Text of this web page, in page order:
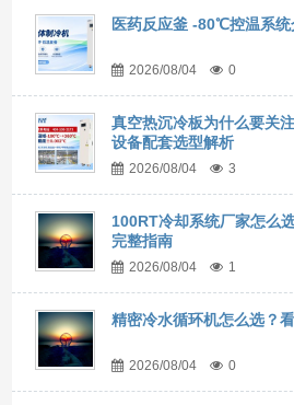
医药反应釜 -80℃控温系
2026/08/04 0
真空热沉冷板为什么要关
设备配套选型解析
2026/08/04 3
100RT冷却系统厂家怎么
完整指南
2026/08/04 1
精密冷水循环机怎么选？
2026/08/04 0